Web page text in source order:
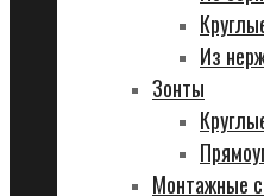
Из
Зонты
Монтажные